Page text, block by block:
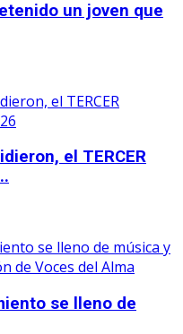
un joven que
el TERCER
se lleno de